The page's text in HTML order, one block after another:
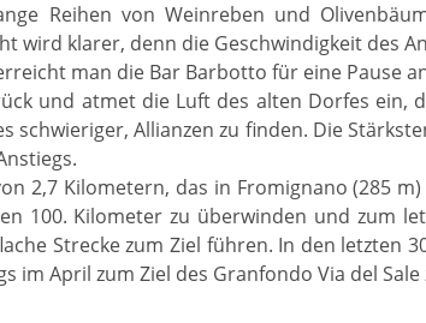
Reihen von Weinreben und
wird klarer, denn die Geschwindigkeit des
man die Bar Barbotto für eine Pause
und atmet die Luft des alten Dorfes ein,
schwieriger, Allianzen zu finden. Die
2,7 Kilometern, das in Fromignano (285
100. Kilometer zu überwinden und zum
Strecke zum Ziel führen. In den letzten
im April zum Ziel des Granfondo Via del Sale